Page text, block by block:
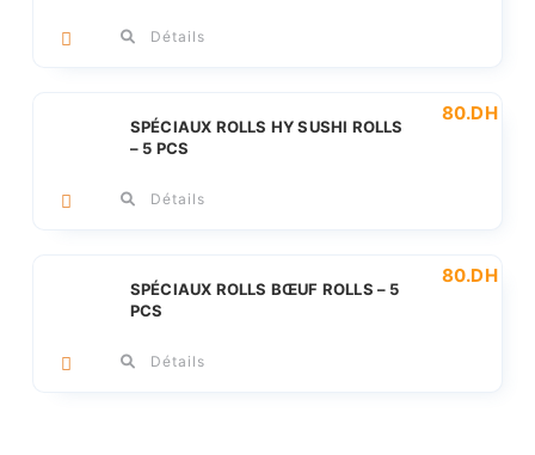
Détails
SPÉCIAUX ROLLS HY SUSHI ROLLS
– 5 PCS
80.DH
Détails
SPÉCIAUX ROLLS BŒUF ROLLS – 5
PCS
80.DH
Détails